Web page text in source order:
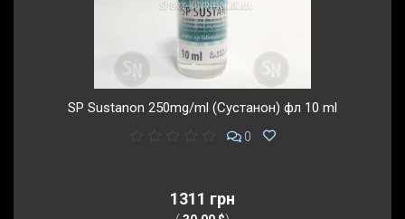
SP Sustanon 250mg/ml (Сустанон) фл 10 ml
0
1311 грн